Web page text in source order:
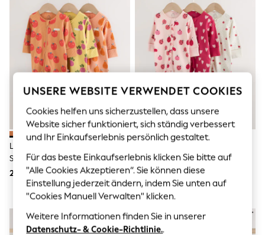
Bags & Luggage
Footwear
Hats
Linen Collection
Loafers
Polo Shirts
Sandals & Flipflops
Shirts
Shorts
T-Shirts
Vests
Boys Holiday Shop
All Swimwear
Ponchos & Toweling sets
Sun Hats & Caps
Polo Shirts
Rash Vests
Sandals & Sliders
Shorts
Sunsafe Swimwear
Leuchtende Früchte - Baby-
Schlafanzüge Mit 2-Wege-
Reissverschluss Im 3 Er-Pack (0–
28 € - 31 €
Schlafanzug Mit 2-Wege-
Reißverschluss 3 Er-Pack
(0Monate–3Jahre)
30 € - 33 €
UNSERE WEBSITE VERWENDET COOKIES
Cookies helfen uns sicherzustellen, dass unsere
Website sicher funktioniert, sich ständig verbessert
und Ihr Einkaufserlebnis persönlich gestaltet.
Für das beste Einkaufserlebnis klicken Sie bitte auf
"Alle Cookies Akzeptieren“. Sie können diese
Einstellung jederzeit ändern, indem Sie unten auf
"Cookies Manuell Verwalten" klicken.
Weitere Informationen finden Sie in unserer
Datenschutz- & Cookie-Richtlinie..